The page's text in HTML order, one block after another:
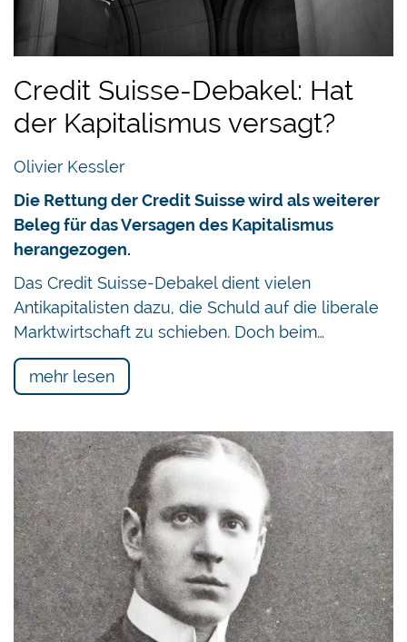
Credit Suisse-Debakel: Hat
der Kapitalismus versagt?
Olivier Kessler
Die Rettung der Credit Suisse wird als weiterer
Beleg für das Versagen des Kapitalismus
herangezogen.
Das Credit Suisse-Debakel dient vielen
Antikapitalisten dazu, die Schuld auf die liberale
Marktwirtschaft zu schieben. Doch beim…
mehr lesen